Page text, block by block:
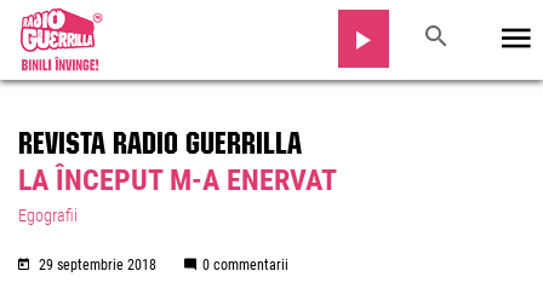
REVISTA RADIO GUERRILLA
LA ÎNCEPUT M-A ENERVAT
Egografii
29 septembrie 2018 0 commentarii